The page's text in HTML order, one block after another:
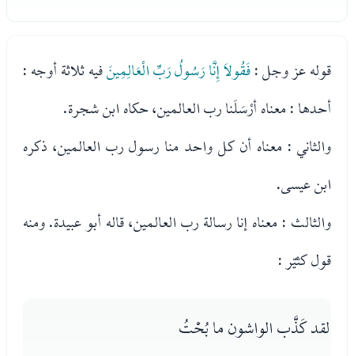
قوله عز وجل :فَقُولاَ إِنَّا رَسُولُ رَبِّ الْعَالِمِينَفيه ثلاثة أوجه :
أحدها : معناه أرْسَلَنا رب العالمين، حكاه ابن شجرة.
والثاني : معناه أن كل واحد منا رسول رب العالمين، ذكره
ابن عيسى.
والثالث : معناه إنا رسالة رب العالمين، قاله أبو عبيدة. ومنه
قول كثيّر :
لقد كَذَّب الواشون ما بُحْتُ